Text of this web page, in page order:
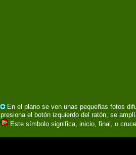
En el plano se ven unas pequeñas fotos
presiona el botón izquierdo del ratón, se
Este símbolo significa, inicio, final, o